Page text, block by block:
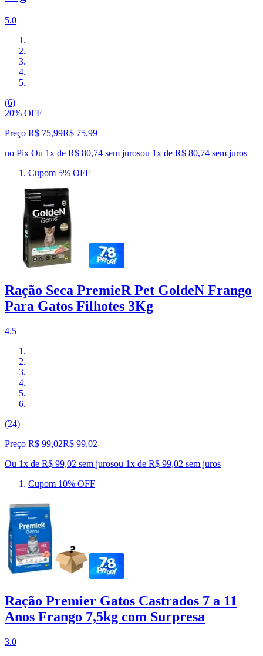
5.0
(6)
20% OFF
Preço R$ 75,99R$ 75,99
no Pix Ou 1x de R$ 80,74 sem jurosou 1x de R$ 80,74 sem juros
Cupom 5% OFF
Ração Seca PremieR Pet GoldeN Frango
Para Gatos Filhotes 3Kg
4.5
(24)
Preço R$ 99,02R$ 99,02
Ou 1x de R$ 99,02 sem jurosou 1x de R$ 99,02 sem juros
Cupom 10% OFF
Ração Premier Gatos Castrados 7 a 11
Anos Frango 7,5kg com Surpresa
3.0